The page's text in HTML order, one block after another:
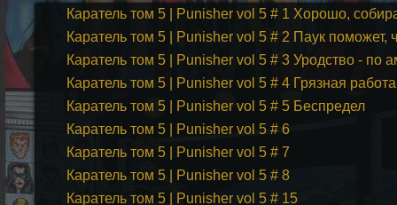
Каратель том 5 | Punisher vol 5 # 1 Хорошо,
Каратель том 5 | Punisher vol 5 # 2 Паук поможет,
Каратель том 5 | Punisher vol 5 # 3 Уродство - по
Каратель том 5 | Punisher vol 5 # 4 Грязная работа
Каратель том 5 | Punisher vol 5 # 5 Беспредел
Каратель том 5 | Punisher vol 5 # 6
Каратель том 5 | Punisher vol 5 # 7
Каратель том 5 | Punisher vol 5 # 8
Каратель том 5 | Punisher vol 5 # 15